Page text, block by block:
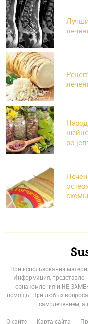
При использовании
Информация,
ознакомления и НЕ
помощь! При любых
самолечением, а
О сайте Карта сайта